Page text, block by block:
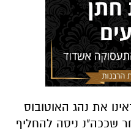
את נהג האוטובוס
שככה"נ ניסה להחליף